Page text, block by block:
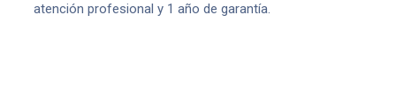
atención profesional y 1 año de garantía.